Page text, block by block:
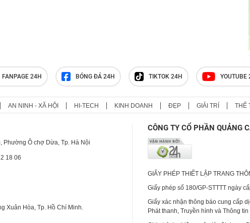
FANPAGE 24H BÓNG ĐÁ 24H TIKTOK 24H YOUTUBE
AN NINH - XÃ HỘI HI-TECH KINH DOANH ĐẸP GIẢI TRÍ THỂ
Phường Ô chợ Dừa, Tp. Hà Nội
18 06
Xuân Hòa, Tp. Hồ Chí Minh.
CÔNG TY CỔ PHẦN QUẢNG
GIẤY PHÉP THIẾT LẬP TRANG
Giấy phép số 180/GP-STTTT ngày
Giấy xác nhận thông báo cung cấp
Phát thanh, Truyền hình và Thông